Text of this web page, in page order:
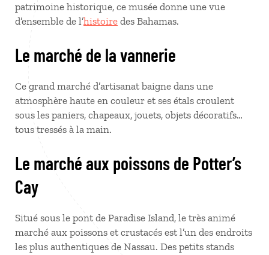
patrimoine historique, ce musée donne une vue
d’ensemble de l’histoire des Bahamas.
Le marché de la vannerie
Ce grand marché d’artisanat baigne dans une
atmosphère haute en couleur et ses étals croulent
sous les paniers, chapeaux, jouets, objets décoratifs…
tous tressés à la main.
Le marché aux poissons de Potter’s
Cay
Situé sous le pont de Paradise Island, le très animé
marché aux poissons et crustacés est l’un des endroits
les plus authentiques de Nassau. Des petits stands